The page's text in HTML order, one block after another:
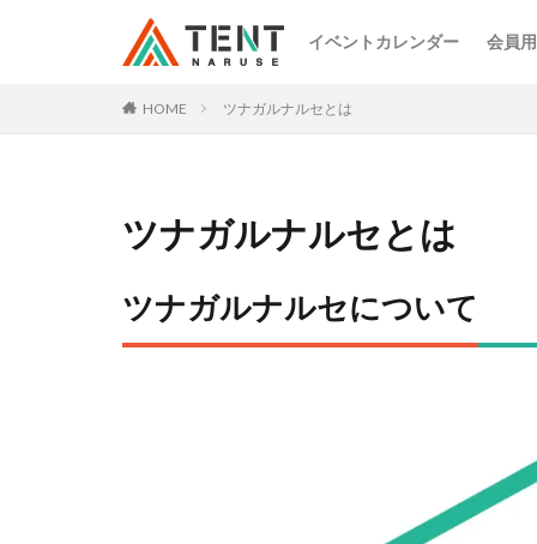
イベントカレンダー 会員
HOME ツナガルナルセとは
ツナガルナルセとは
ツナガルナルセについて